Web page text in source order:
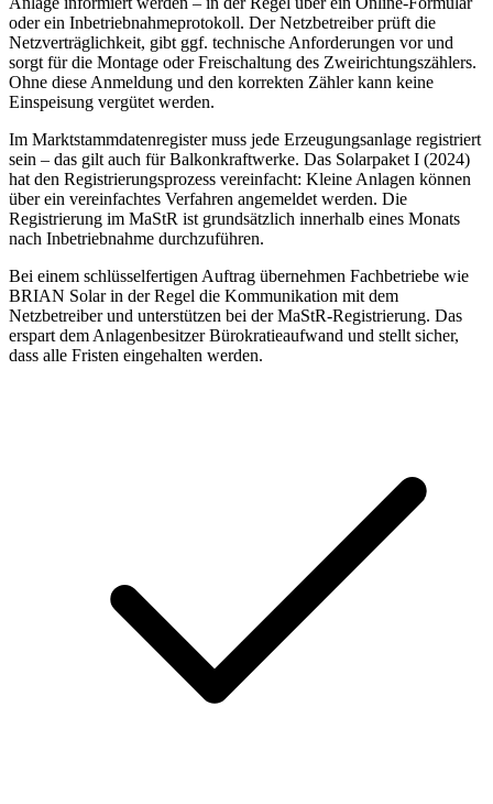
oder ein Inbetriebnahmeprotokoll. Der Netzbetreiber prüft die
Netzverträglichkeit, gibt ggf. technische Anforderungen vor und
sorgt für die Montage oder Freischaltung des Zweirichtungszählers.
Ohne diese Anmeldung und den korrekten Zähler kann keine
Einspeisung vergütet werden.
Im Marktstammdatenregister muss jede Erzeugungsanlage registriert
sein – das gilt auch für Balkonkraftwerke. Das Solarpaket I (2024)
hat den Registrierungsprozess vereinfacht: Kleine Anlagen können
über ein vereinfachtes Verfahren angemeldet werden. Die
Registrierung im MaStR ist grundsätzlich innerhalb eines Monats
nach Inbetriebnahme durchzuführen.
Bei einem schlüsselfertigen Auftrag übernehmen Fachbetriebe wie
BRIAN Solar in der Regel die Kommunikation mit dem
Netzbetreiber und unterstützen bei der MaStR-Registrierung. Das
erspart dem Anlagenbesitzer Bürokratieaufwand und stellt sicher,
dass alle Fristen eingehalten werden.